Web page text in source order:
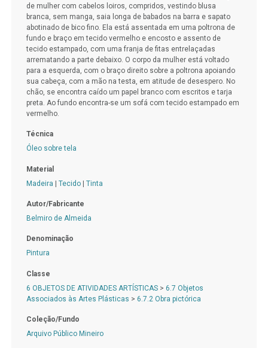
de mulher com cabelos loiros, compridos, vestindo blusa
branca, sem manga, saia longa de babados na barra e sapato
abotinado de bico fino. Ela está assentada em uma poltrona de
fundo e braço em tecido vermelho e encosto e assento de
tecido estampado, com uma franja de fitas entrelaçadas
arrematando a parte debaixo. O corpo da mulher está voltado
para a esquerda, com o braço direito sobre a poltrona apoiando
sua cabeça, com a mão na testa, em atitude de desespero. No
chão, se encontra caído um papel branco com escritos e tarja
preta. Ao fundo encontra-se um sofá com tecido estampado em
vermelho.
Técnica
Óleo sobre tela
Material
Madeira | Tecido| Tinta
Autor/Fabricante
Belmiro de Almeida
Denominação
Pintura
Classe
6 OBJETOS DE ATIVIDADES ARTÍSTICAS> 6.7 Objetos
Associados às Artes Plásticas > 6.7.2 Obra pictórica
Coleção/Fundo
Arquivo Público Mineiro